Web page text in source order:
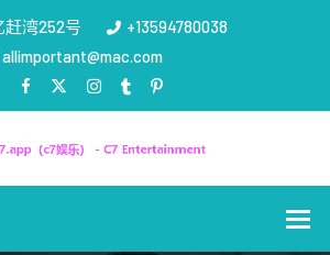
湾252号
+13594780038
allimportant@mac.com